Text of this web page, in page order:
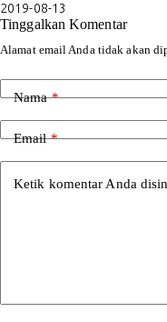
2019-08-13
Tinggalkan Komentar
Alamat email Anda tidak akan
Nama*
Email*
Ketik komentar Anda